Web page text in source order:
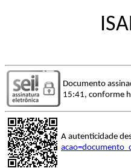
Documento
15:41, conforme
A autenticidade